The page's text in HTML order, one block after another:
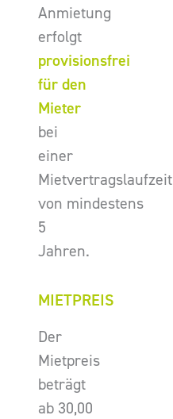
Anmietung
erfolgt
provisionsfrei
für den
Mieter
bei
einer
Mietvertragslaufzeit
von mindestens
5
Jahren.
MIETPREIS
Der
Mietpreis
beträgt
ab 30,00